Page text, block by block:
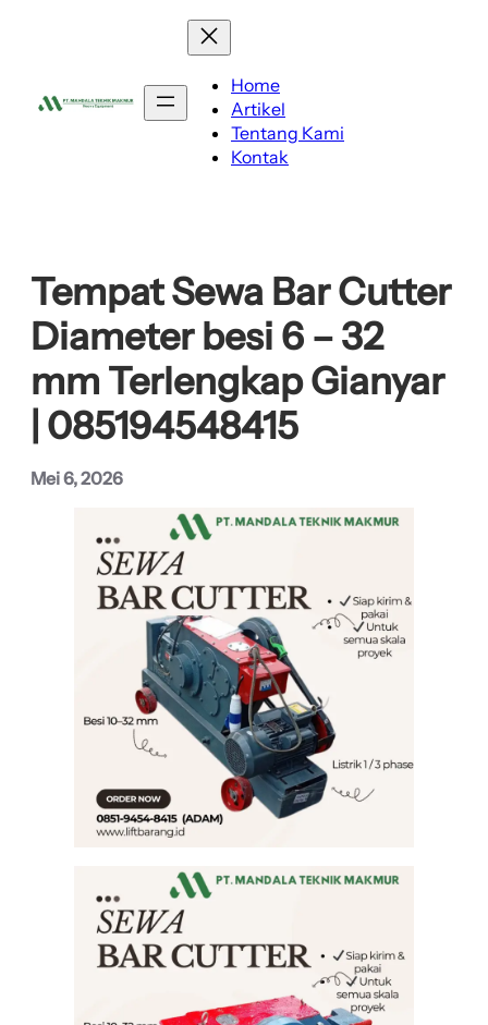
Home
Artikel
Tentang Kami
Kontak
Tempat Sewa Bar Cutter
Diameter besi 6 – 32
mm Terlengkap Gianyar
| 085194548415
Mei 6, 2026